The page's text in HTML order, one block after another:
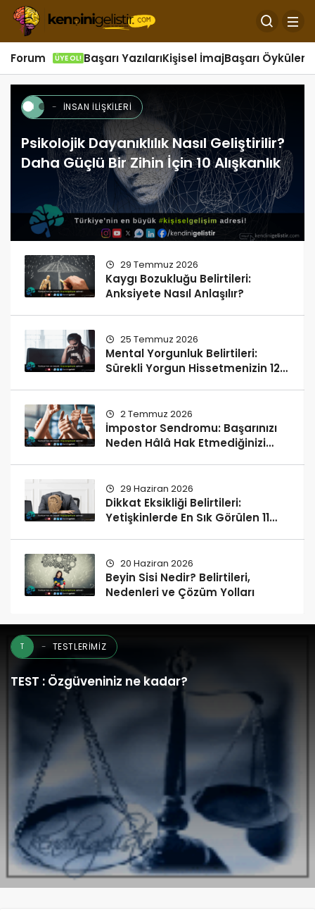
Forum ÜYE OL! Başarı YazılarıKişisel İmajBaşarı Öyküleri
İ İNSAN İLIŞKILERI
Psikolojik Dayanıklılık Nasıl Geliştirilir?
Daha Güçlü Bir Zihin İçin 10 Alışkanlık
29 Temmuz 2026
Kaygı Bozukluğu Belirtileri:
Anksiyete Nasıl Anlaşılır?
25 Temmuz 2026
Mental Yorgunluk Belirtileri:
Sürekli Yorgun Hissetmenizin 12
2 Temmuz 2026
İmpostor Sendromu: Başarınızı
Neden Hâlâ Hak Etmediğinizi
29 Haziran 2026
Dikkat Eksikliği Belirtileri:
Yetişkinlerde En Sık Görülen 11
20 Haziran 2026
Beyin Sisi Nedir? Belirtileri,
Nedenleri ve Çözüm Yolları
T TESTLERIMIZ
TEST : Özgüveniniz ne kadar?